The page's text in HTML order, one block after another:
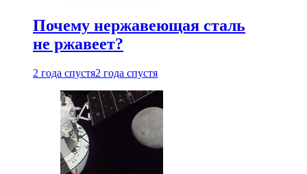
Почему нержавеющая сталь
не ржавеет?
2 года спустя2 года спустя